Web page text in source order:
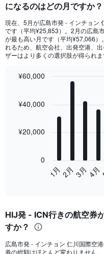
になるのはどの月ですか？
現在、5月が広島市​発 - インチョン
です（平均¥25,853）。2月​の広島
が最も高い月です（平均¥57,066
れるため、航空会社、出発空港、
ザーはより多くの選択肢が得られま
with
Range:
12
The
1月 2月 3月 4月
0
¥20,000
¥40,000
¥60,000
HIJ発 - ICN行きの航空券
すか？
広島市発 - インチョン 仁川国際空
券の総額はほとんど変わりません。